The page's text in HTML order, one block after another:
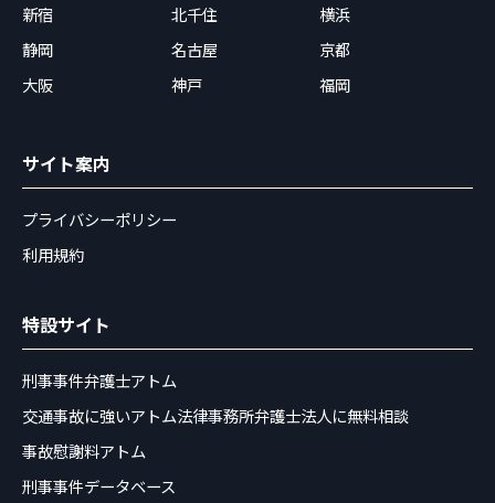
新宿
北千住
横浜
静岡
名古屋
京都
大阪
神戸 福岡
サイト案内
プライバシーポリシー
利用規約
特設サイト
刑事事件弁護士アトム
交通事故に強いアトム法律事務所弁護士法人に無料相談
事故慰謝料アトム
刑事事件データベース